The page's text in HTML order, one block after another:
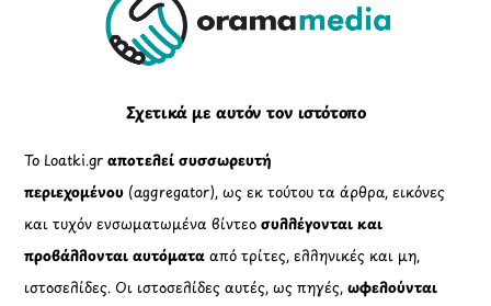
To
Σχετικά με αυτόν τον ιστότοπο
Το Loatki.grαποτελεί συσσωρευτή
περιεχομένου (aggregator), ως εκ τούτου τα άρθρα, εικόνες
και τυχόν ενσωματωμένα βίντεοσυλλέγονται και
προβάλλονται αυτόματααπό τρίτες, ελληνικές και μη,
ιστοσελίδες. Οι ιστοσελίδες αυτές, ως πηγές,ωφελούνται